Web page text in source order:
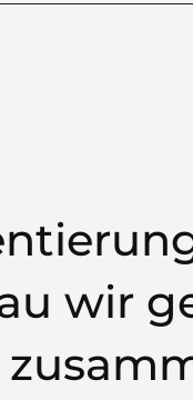
wir